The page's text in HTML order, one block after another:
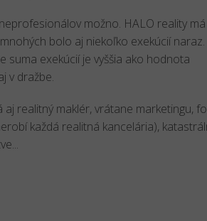
možno. HALO reality má
bolo aj niekoľko exekúcií naraz.
suma exekúcií je vyššia ako hodnota
v dražbe.
realitný maklér, vrátane marketingu,
každá realitná kancelária),